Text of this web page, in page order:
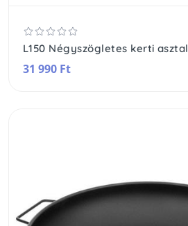
L150 Négyszögletes kerti asztal
31 990 Ft